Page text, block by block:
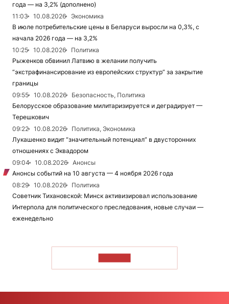
года — на 3,2% (дополнено)
11:03
10.08.2026
Экономика
В июле потребительские цены в Беларуси выросли на 0,3%, с
начала 2026 года — на 3,2%
10:25
10.08.2026
Политика
Рыженков обвинил Латвию в желании получить
“экстрафинансирование из европейских структур” за закрытие
границы
09:55
10.08.2026
Безопасность, Политика
Белорусское образование милитаризируется и деградирует —
Терешкович
09:22
10.08.2026
Политика, Экономика
Лукашенко видит “значительный потенциал” в двусторонних
отношениях с Эквадором
09:04
10.08.2026
Анонсы
Анонсы событий на 10 августа — 4 ноября 2026 года
08:29
10.08.2026
Политика
Советник Тихановской: Минск активизировал использование
Интерпола для политического преследования, новые случаи —
еженедельно